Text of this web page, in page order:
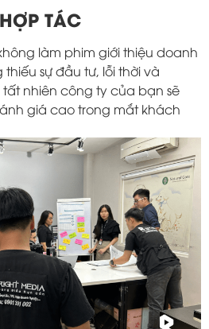
TÁC
làm phim giới thiệu doanh
sự đầu tư, lỗi thời và
nhiên công ty của bạn sẽ
giá cao trong mắt khách